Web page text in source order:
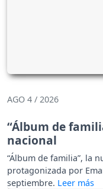
AGO 4 / 2026
“Álbum de
nacional
“Álbum de familia”, la
protagonizada por
septiembre.